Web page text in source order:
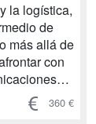
la logística,
de
más allá de
con
La relación
clientela
360 €